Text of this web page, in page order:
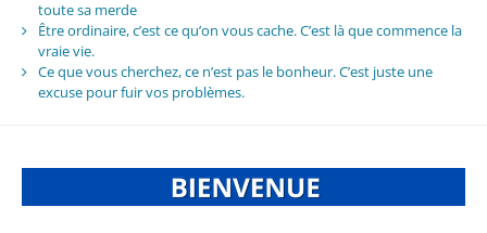
toute sa merde
Être ordinaire, c’est ce qu’on vous cache. C’est là que commence la
vraie vie.
Ce que vous cherchez, ce n’est pas le bonheur. C’est juste une
excuse pour fuir vos problèmes.